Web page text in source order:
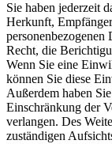
Sie haben jederzeit
Herkunft,
personenbezogenen
Recht, die
Wenn Sie eine
können Sie diese
Außerdem haben
Einschränkung der
verlangen. Des
zuständigen